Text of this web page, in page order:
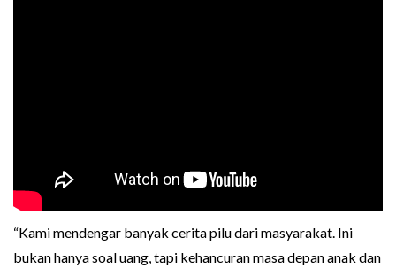
“Kami mendengar banyak cerita pilu dari masyarakat. Ini
bukan hanya soal uang, tapi kehancuran masa depan anak dan